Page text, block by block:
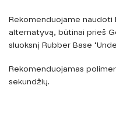
Rekomenduojame naudoti
alternatyvą, būtinai prieš
sluoksnį Rubber Base
Rekomenduojamas
sekundžių.